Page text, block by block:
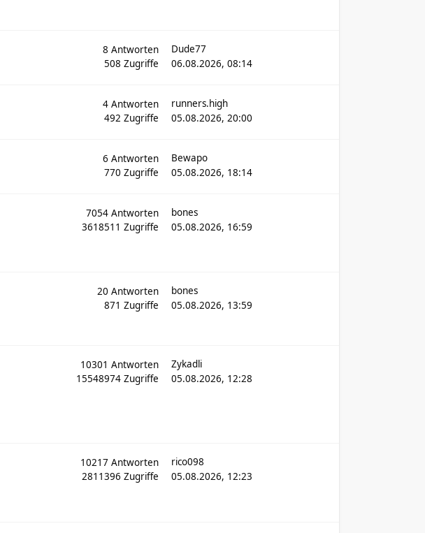
8Antworten
508Zugriffe
Dude77
06.08.2026, 08:14
4Antworten
492Zugriffe
runners.high
05.08.2026, 20:00
6Antworten
770Zugriffe
Bewapo
05.08.2026, 18:14
7054Antworten
3618511Zugriffe
bones
05.08.2026, 16:59
20Antworten
871Zugriffe
bones
05.08.2026, 13:59
10301Antworten
15548974Zugriffe
Zykadli
05.08.2026, 12:28
10217Antworten
2811396Zugriffe
rico098
05.08.2026, 12:23